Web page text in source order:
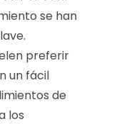
se han
preferir
un fácil
de
los